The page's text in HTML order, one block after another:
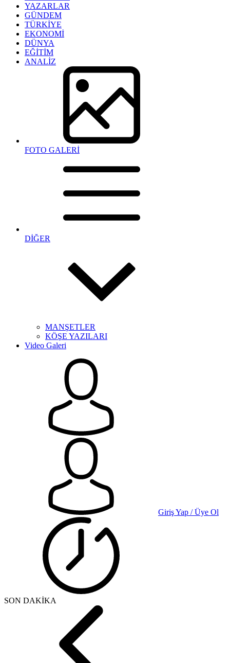
YAZARLAR
GÜNDEM
TÜRKİYE
EKONOMİ
DÜNYA
EĞİTİM
ANALİZ
FOTO GALERİ
DİĞER
MANŞETLER
KÖŞE YAZILARI
Video Galeri
Giriş Yap / Üye Ol
SON DAKİKA